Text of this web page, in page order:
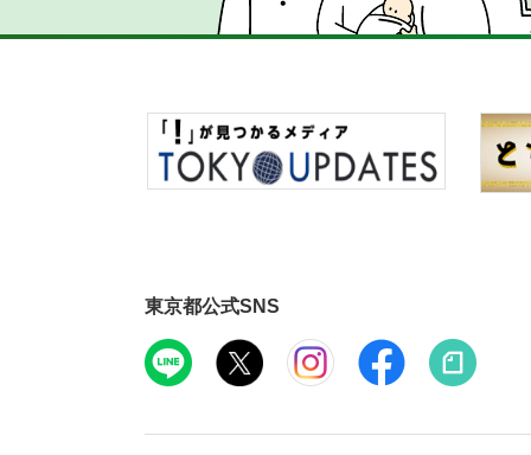
東京都公式SNS